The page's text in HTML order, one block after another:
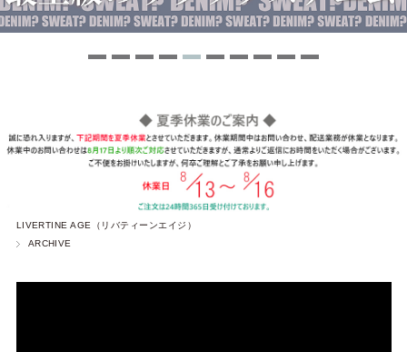
LIVERTINE AGE（リバティーンエイジ）
ARCHIVE